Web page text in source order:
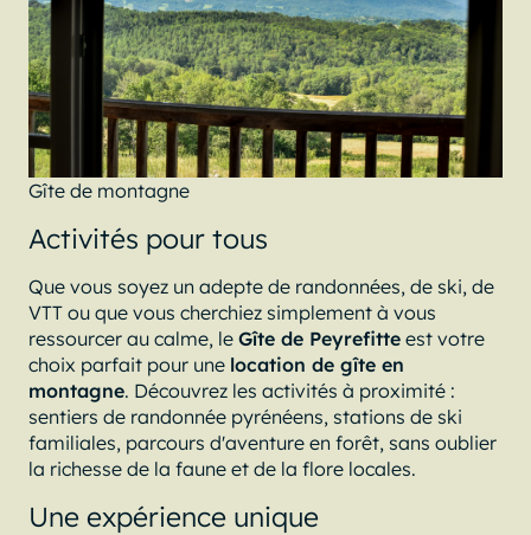
Gîte de montagne
Activités pour tous
Que vous soyez un adepte de randonnées, de ski, de
VTT ou que vous cherchiez simplement à vous
ressourcer au calme, le Gîte de Peyrefitte est votre
choix parfait pour une location de gîte en
montagne. Découvrez les activités à proximité :
sentiers de randonnée pyrénéens, stations de ski
familiales, parcours d'aventure en forêt, sans oublier
la richesse de la faune et de la flore locales.
Une expérience unique